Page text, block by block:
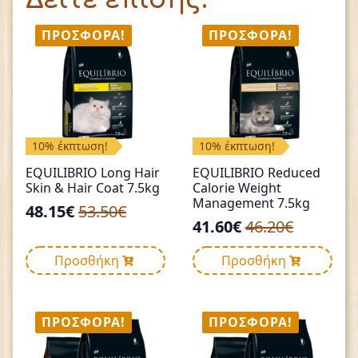
ΠΡΟΣΦΟΡΆ!
10% έκπτωση!
EQUILIBRIO Long Hair
Skin & Hair Coat 7.5kg
53.50€
Original
was:
53.50€.
48.15€
Η
τιμή
είναι:
Προσθήκη
ΠΡΟΣΦΟΡΆ!
10% έκπτωση!
EQUILIBRIO Reduced
Calorie Weight
Management 7.5kg
46.20€
Original
price
was:
41.60€
Η
τρέχουσα
τιμή
41.60€.
Προσθήκη
ΠΡΟΣΦΟΡΆ! ΠΡΟΣΦΟΡΆ!